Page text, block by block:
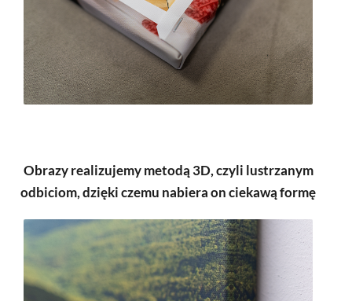
Obrazy realizujemy metodą 3D, czyli lustrzanym
odbiciom, dzięki czemu nabiera on ciekawą formę